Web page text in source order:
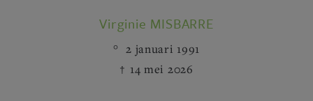
Virginie MISBARRE
2 januari 1991
14 mei 2026